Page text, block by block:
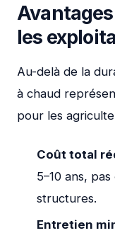
les
Au-delà de la
à chaud
pour les
Coût total
5–10 ans,
structures.
Entretien